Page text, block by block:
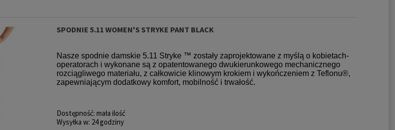
SPODNIE 5.11 WOMEN'S STRYKE PANT BLACK
Nasze spodnie damskie 5.11 Stryke ™ zostały zaprojektowane z myślą o kobietach-
operatorach i wykonane są z opatentowanego dwukierunkowego mechanicznego
rozciągliwego materiału, z całkowicie klinowym krokiem i wykończeniem z Teflonu®,
zapewniającym dodatkowy komfort, mobilność i trwałość.
Dostępność: mała ilość
Wysyłka w: 24 godziny